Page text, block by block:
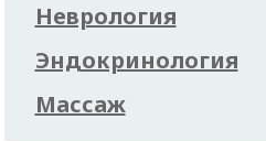
Неврология
Эндокринология
Массаж